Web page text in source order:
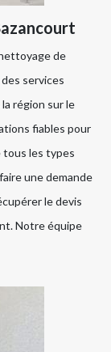
de
services
région sur le
fiables pour
les types
une demande
le devis
Notre équipe